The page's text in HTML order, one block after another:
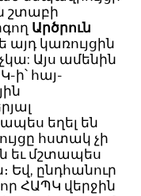
շտաբի
Արծրուն
կառույցին
Այս ամենին
ի՝ հայ-
եղել են
հստակ չի
եւ մշտապես
Եվ, ընդհանուր
ՀԱՊԿ վերջին